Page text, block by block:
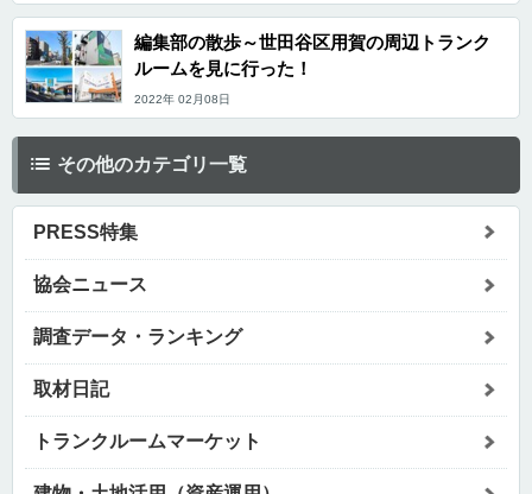
編集部の散歩～世田谷区用賀の周辺トランク
ルームを見に行った！
2022年 02月08日
その他のカテゴリ一覧
PRESS特集
協会ニュース
調査データ・ランキング
取材日記
トランクルームマーケット